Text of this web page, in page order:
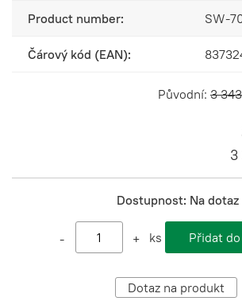
Product number: SW-
Čárový kód (EAN):
Původní: 3
3
Dostupnost: Na dotaz
- + ks
Dotaz na produkt